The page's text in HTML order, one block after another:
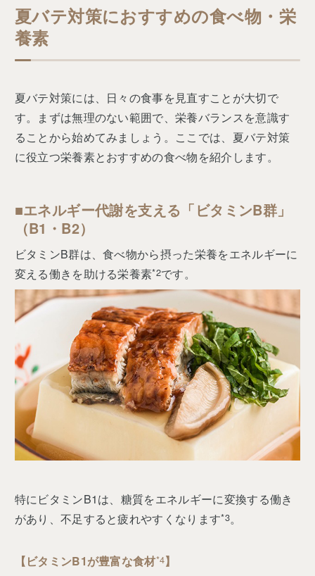
夏バテ対策におすすめの食べ物・栄
養素
夏バテ対策には、日々の食事を見直すことが大切で
す。まずは無理のない範囲で、栄養バランスを意識す
ることから始めてみましょう。ここでは、夏バテ対策
に役立つ栄養素とおすすめの食べ物を紹介します。
■エネルギー代謝を支える「ビタミンB群」
（B1・B2）
ビタミンB群は、食べ物から摂った栄養をエネルギーに
変える働きを助ける栄養素*2です。
特にビタミンB1は、糖質をエネルギーに変換する働き
があり、不足すると疲れやすくなります*3。
【ビタミンB1が豊富な食材*4】